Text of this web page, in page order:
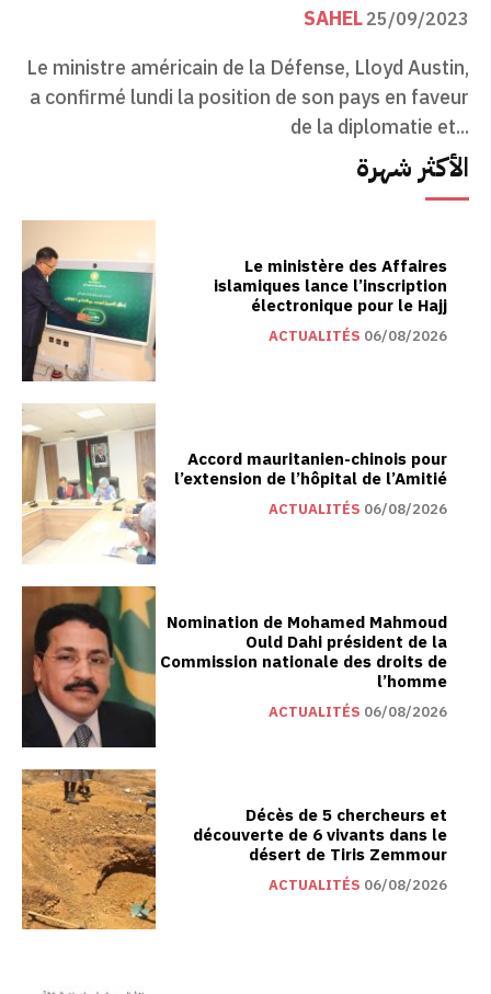
SAHEL25/09/2023
Le ministre américain de la Défense, Lloyd Austin,
a confirmé lundi la position de son pays en faveur
de la diplomatie et...
الأكثر شهرة
Le ministère des Affaires
islamiques lance l’inscription
électronique pour le Hajj
ACTUALITÉS 06/08/2026
Accord mauritanien-chinois pour
l’extension de l’hôpital de l’Amitié
ACTUALITÉS 06/08/2026
Nomination de Mohamed Mahmoud
Ould Dahi président de la
Commission nationale des droits de
l’homme
ACTUALITÉS 06/08/2026
Décès de 5 chercheurs et
découverte de 6 vivants dans le
désert de Tiris Zemmour
ACTUALITÉS 06/08/2026